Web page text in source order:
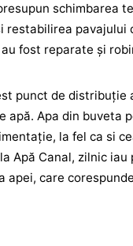
schimbarea
restabilirea pavajului
au fost reparate și
punct de distribuție
apă. Apa din buveta
la fel ca si
Apă Canal, zilnic iau
apei, care